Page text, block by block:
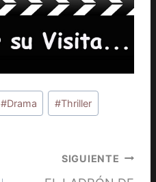
#Drama #Thriller
SIGUIENTE